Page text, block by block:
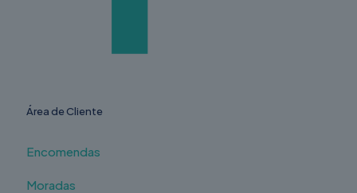
Área de Cliente
Encomendas
Moradas